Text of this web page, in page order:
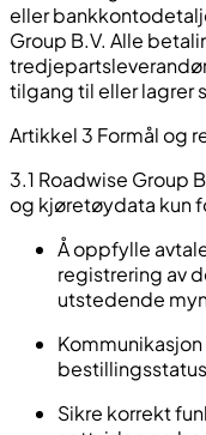
eller
Group B.V. Alle
tilgang til eller lagrer
Artikkel 3 Formål og
3.1 Roadwise Group
og kjøretøydata kun
Å oppfylle
registrering av
utstedende
Sikre korrekt